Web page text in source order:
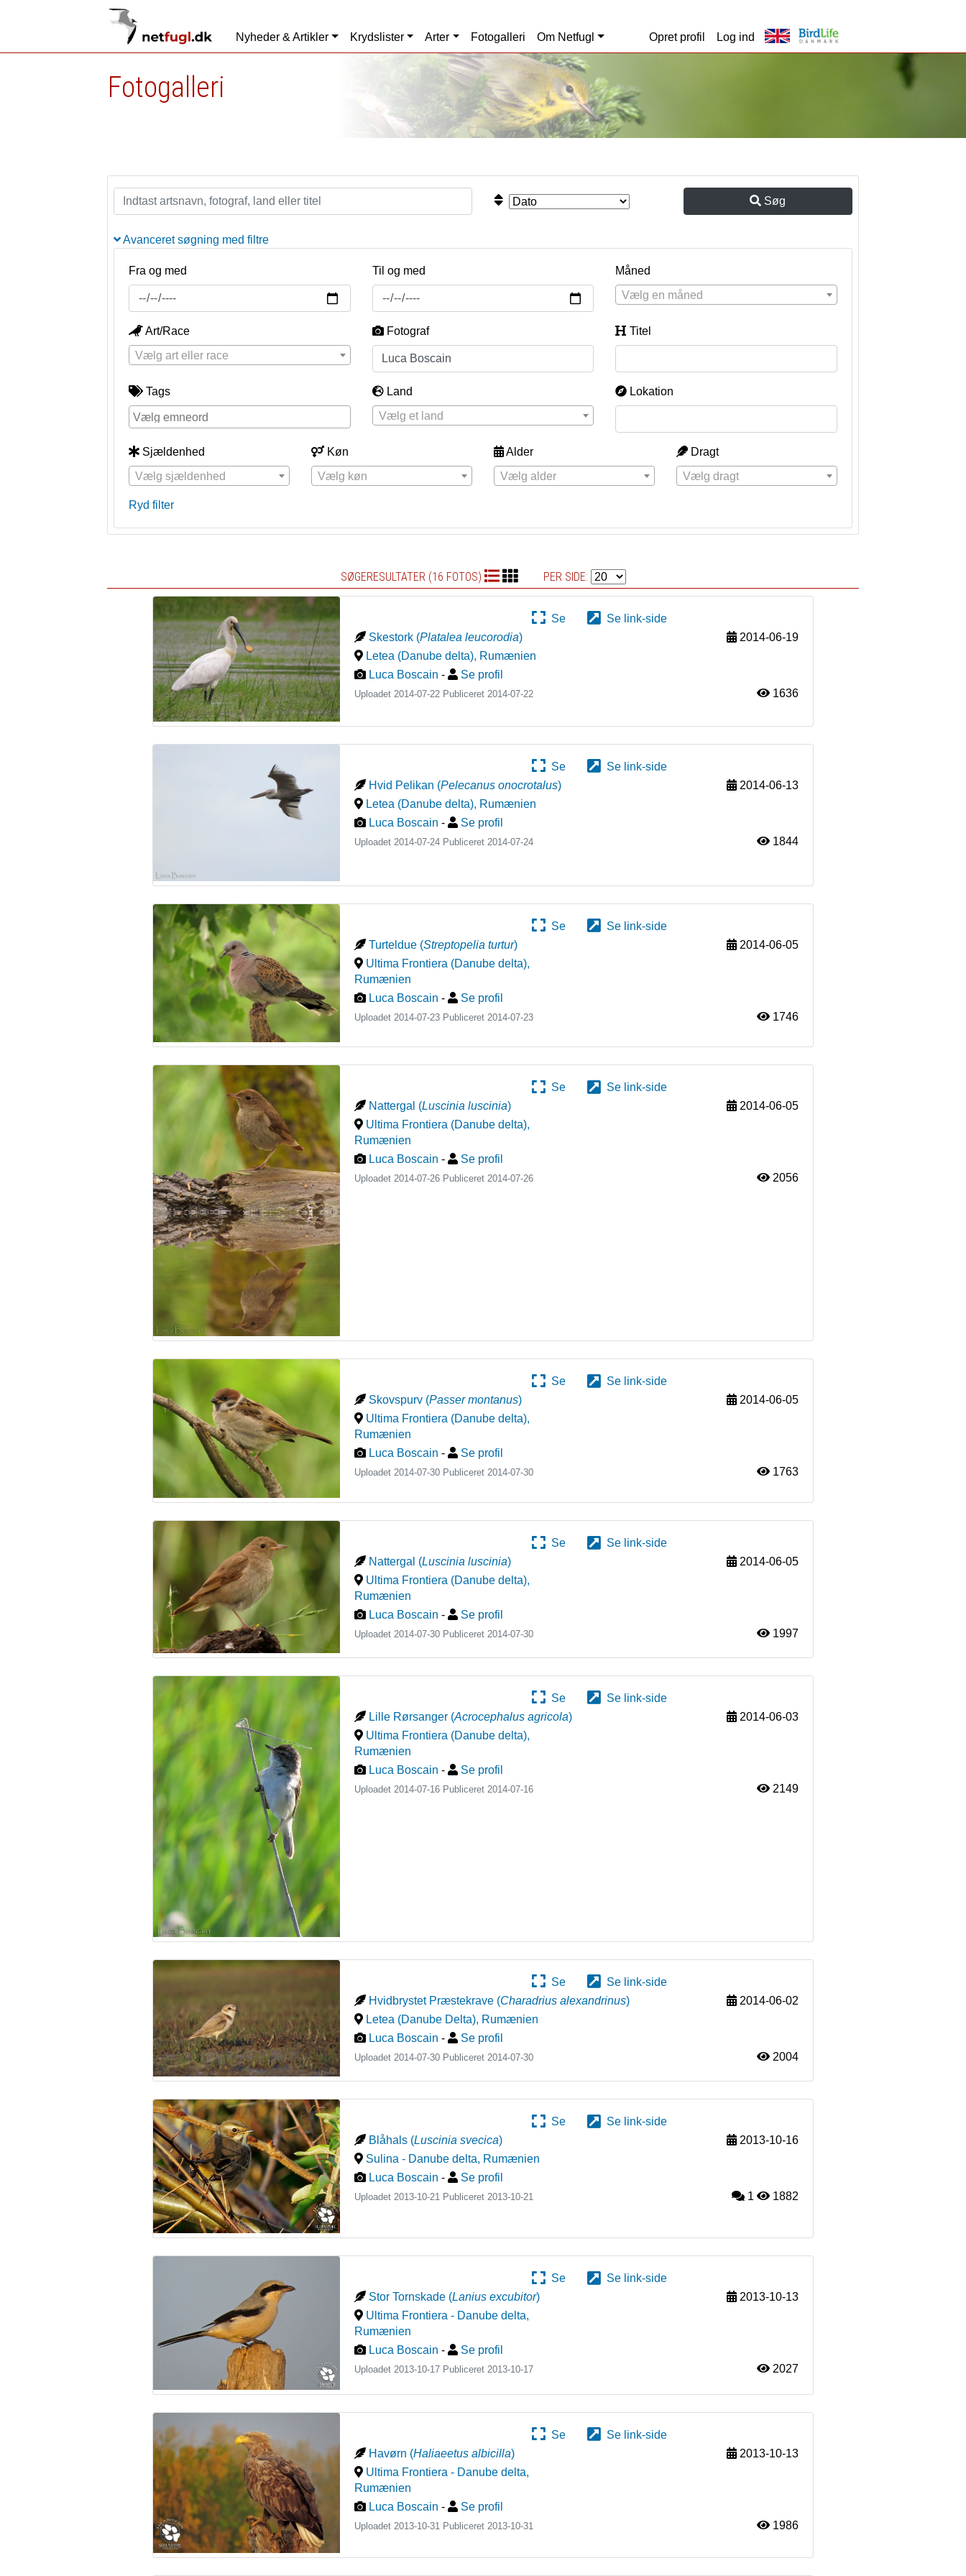
Nyheder & Artikler Krydslister Arter Fotogalleri Om Netfugl Opret profil Log ind
Fotogalleri
Søg
Avanceret søgning med filtre
Fra og med Til og med
Måned
Vælg en måned
Art/Race
Vælg art eller race
Fotograf Titel
Tags
Land
Vælg et land
Lokation
Sjældenhed
Vælg sjældenhed
Køn
Vælg køn
Alder
Vælg alder
Dragt
Vælg dragt
Ryd filter
SØGERESULTATER (16 FOTOS) PER SIDE:
Se
Se link-side
Skestork (Platalea leucorodia)
2014-06-19
Letea (Danube delta), Rumænien
Luca Boscain - Se profil
Uploadet 2014-07-22 Publiceret2014-07-22 1636
Se
Se link-side
Hvid Pelikan (Pelecanus onocrotalus)
2014-06-13
Letea (Danube delta), Rumænien
Luca Boscain - Se profil
Uploadet 2014-07-24 Publiceret 2014-07-24 1844
Se
Se link-side
Turteldue (Streptopelia turtur)
2014-06-05
Ultima Frontiera (Danube delta),
Rumænien
Luca Boscain - Se profil
Uploadet 2014-07-23 Publiceret2014-07-23 1746
Se
Se link-side
Nattergal (Luscinia luscinia)
2014-06-05
Ultima Frontiera (Danube delta),
Rumænien
Luca Boscain - Se profil
Uploadet 2014-07-26 Publiceret2014-07-26 2056
Se
Se link-side
Skovspurv (Passer montanus)
2014-06-05
Ultima Frontiera (Danube delta),
Rumænien
Luca Boscain - Se profil
Uploadet 2014-07-30 Publiceret2014-07-30 1763
Se
Se link-side
Nattergal (Luscinia luscinia)
2014-06-05
Ultima Frontiera (Danube delta),
Rumænien
Luca Boscain - Se profil
Uploadet 2014-07-30 Publiceret2014-07-30 1997
Se
Se link-side
Lille Rørsanger (Acrocephalus agricola)
2014-06-03
Ultima Frontiera (Danube delta),
Rumænien
Luca Boscain - Se profil
Uploadet 2014-07-16 Publiceret 2014-07-16 2149
Se
Se link-side
Hvidbrystet Præstekrave (Charadrius alexandrinus)
2014-06-02
Letea (Danube Delta), Rumænien
Luca Boscain - Se profil
Uploadet 2014-07-30 Publiceret 2014-07-30 2004
Se
Se link-side
Blåhals (Luscinia svecica)
2013-10-16
Sulina - Danube delta, Rumænien
Luca Boscain - Se profil
Uploadet 2013-10-21 Publiceret2013-10-21 1 1882
Se
Se link-side
Stor Tornskade (Lanius excubitor)
2013-10-13
Ultima Frontiera - Danube delta,
Rumænien
Luca Boscain - Se profil
Uploadet 2013-10-17 Publiceret2013-10-17 2027
Se
Se link-side
Havørn (Haliaeetus albicilla)
2013-10-13
Ultima Frontiera - Danube delta,
Rumænien
Luca Boscain - Se profil
Uploadet 2013-10-31 Publiceret 2013-10-31 1986